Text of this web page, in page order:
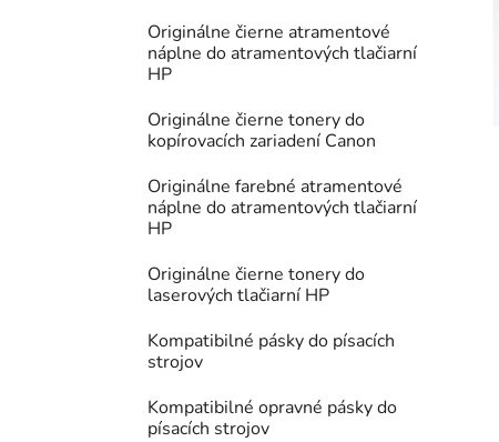
Originálne čierne atramentové
náplne do atramentových tlačiarní
HP
Originálne čierne tonery do
kopírovacích zariadení Canon
Originálne farebné atramentové
náplne do atramentových tlačiarní
HP
Originálne čierne tonery do
laserových tlačiarní HP
Kompatibilné pásky do písacích
strojov
Kompatibilné opravné pásky do
písacích strojov